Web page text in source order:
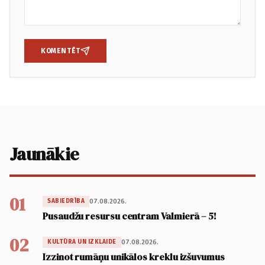
KOMENTĒT
Jaunākie
01 SABIEDRĪBA 07.08.2026.
Pusaudžu resursu centram Valmierā – 5!
02 KULTŪRA UN IZKLAIDE 07.08.2026.
Izzinot rumāņu unikālos kreklu izšuvumus